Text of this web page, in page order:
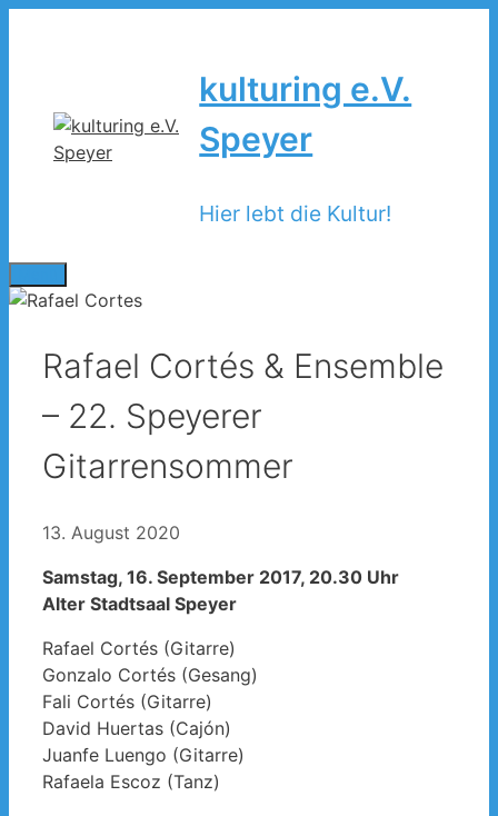
kulturing e.V.
Speyer
Hier lebt die Kultur!
Rafael Cortés & Ensemble
– 22. Speyerer
Gitarrensommer
13. August 2020
Samstag, 16. September 2017, 20.30 Uhr
Alter Stadtsaal Speyer
Rafael Cortés (Gitarre)
Gonzalo Cortés (Gesang)
Fali Cortés (Gitarre)
David Huertas (Cajón)
Juanfe Luengo (Gitarre)
Rafaela Escoz (Tanz)